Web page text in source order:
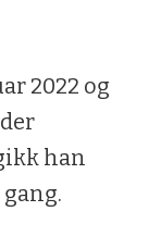
2022 og
han